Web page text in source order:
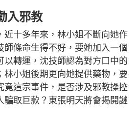
入邪教
近十多年來，林小姐不斷向她作
師條命生得不好，要她加入一個
以轉運，沈技師認為對方口中的
林小姐後期更向她提供藥物，要
竟這宗事件，是否涉及邪教操控
騙取巨款？東張明天將會揭開謎